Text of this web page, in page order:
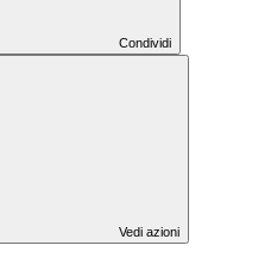
Condividi
Vedi azioni